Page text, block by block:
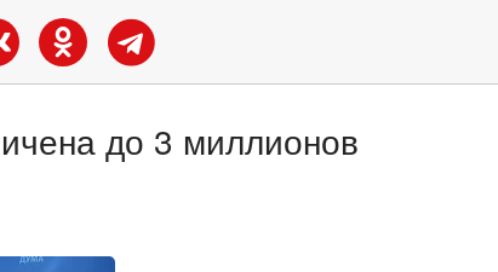
до 3 миллионов